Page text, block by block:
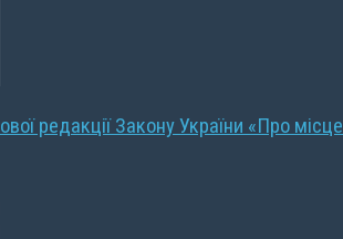
редакції Закону України «Про